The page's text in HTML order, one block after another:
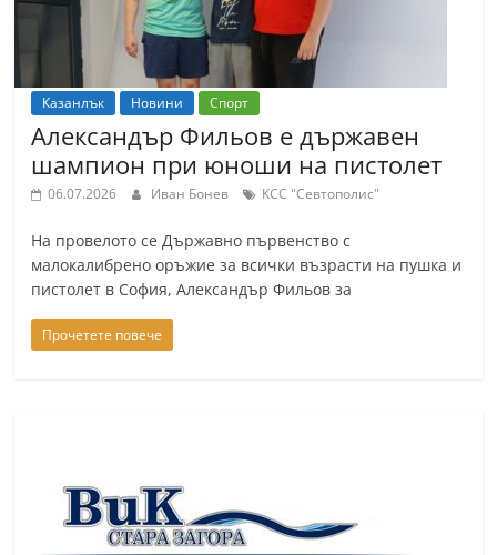
Казанлък Новини Спорт
Александър Фильов е държавен
шампион при юноши на пистолет
06.07.2026 Иван Бонев КСС "Севтополис"
На провелото се Държавно първенство с
малокалибрено оръжие за всички възрасти на пушка и
пистолет в София, Александър Фильов за
Прочетете повече